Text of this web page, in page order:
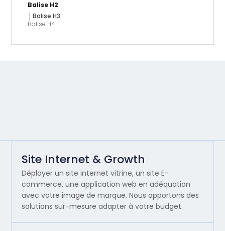
Balise H2
Balise H3
Balise H4
Site Internet & Growth
Déployer un site internet vitrine, un site E-
commerce, une application web en adéquation
avec votre image de marque. Nous apportons des
solutions sur-mesure adapter à votre budget.